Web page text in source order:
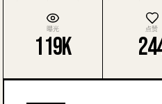
曝光
119K
点赞